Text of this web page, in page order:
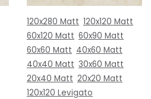
120x280 Matt 120x120 Matt
60x120 Matt 60x90 Matt
60x60 Matt 40x60 Matt
40x40 Matt 30x60 Matt
20x40 Matt 20x20 Matt
120x120 Levigato